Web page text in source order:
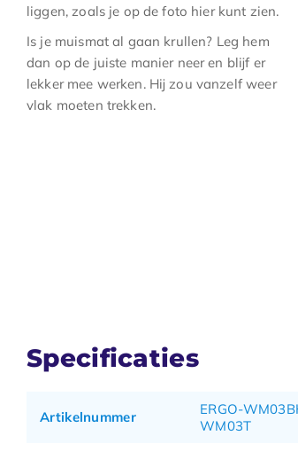
liggen, zoals je op de foto hier kunt zien.
Is je muismat al gaan krullen? Leg hem
dan op de juiste manier neer en blijf er
lekker mee werken. Hij zou vanzelf weer
vlak moeten trekken.
Specificaties
Artikelnummer
ERGO-
WM03T